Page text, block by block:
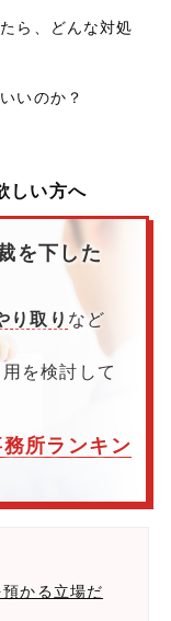
ら、どんな対処
いのか？
しい方へ
を下した
り取り など
を検討して
所ランキン
かる立場だ